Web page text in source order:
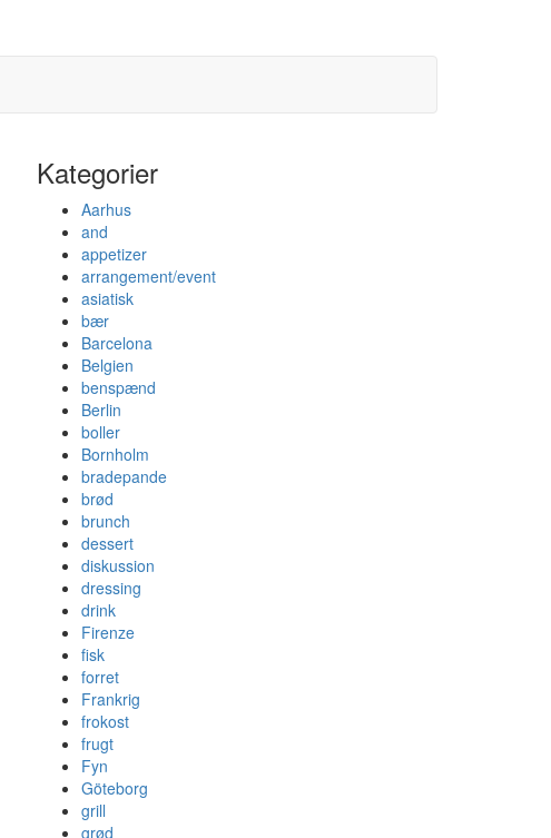
Kategorier
Aarhus
and
appetizer
arrangement/event
asiatisk
bær
Barcelona
Belgien
benspænd
Berlin
boller
Bornholm
bradepande
brød
brunch
dessert
diskussion
dressing
drink
Firenze
fisk
forret
Frankrig
frokost
frugt
Fyn
Göteborg
grill
grød